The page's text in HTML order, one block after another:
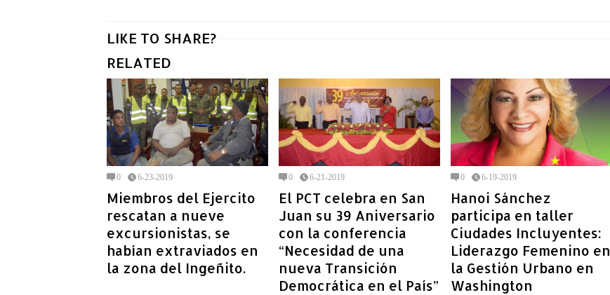
LIKE TO SHARE?
RELATED
0 6-23-2019
Miembros del Ejercito
rescatan a nueve
excursionistas, se
habían extraviados en
la zona del Ingeñito.
0 6-21-2019
El PCT celebra en San
Juan su 39 Aniversario
con la conferencia
“Necesidad de una
nueva Transición
Democrática en el País”
0 6-19-2019
Hanoi Sánchez
participa en taller
Ciudades Incluyentes:
Liderazgo Femenino en
la Gestión Urbano en
Washington